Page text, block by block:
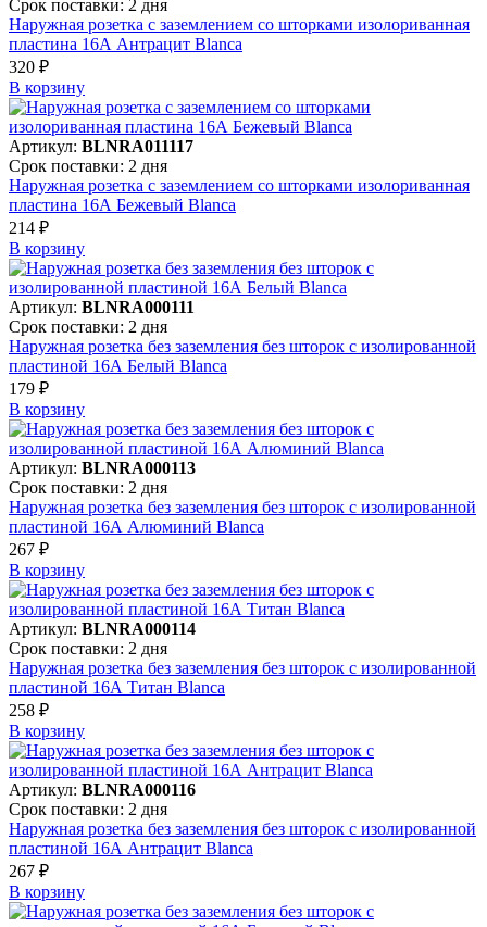
Срок поставки: 2 дня
Наружная розетка с заземлением со шторками изолориванная
пластина 16А Антрацит Blanca
320 ₽
В корзинy
Артикул: BLNRA011117
Срок поставки: 2 дня
Наружная розетка с заземлением со шторками изолориванная
пластина 16А Бежевый Blanca
214 ₽
В корзинy
Артикул: BLNRA000111
Срок поставки: 2 дня
Наружная розетка без заземления без шторок с изолированной
пластиной 16А Белый Blanca
179 ₽
В корзинy
Артикул: BLNRA000113
Срок поставки: 2 дня
Наружная розетка без заземления без шторок с изолированной
пластиной 16А Алюминий Blanca
267 ₽
В корзинy
Артикул: BLNRA000114
Срок поставки: 2 дня
Наружная розетка без заземления без шторок с изолированной
пластиной 16А Титан Blanca
258 ₽
В корзинy
Артикул: BLNRA000116
Срок поставки: 2 дня
Наружная розетка без заземления без шторок с изолированной
пластиной 16А Антрацит Blanca
267 ₽
В корзинy